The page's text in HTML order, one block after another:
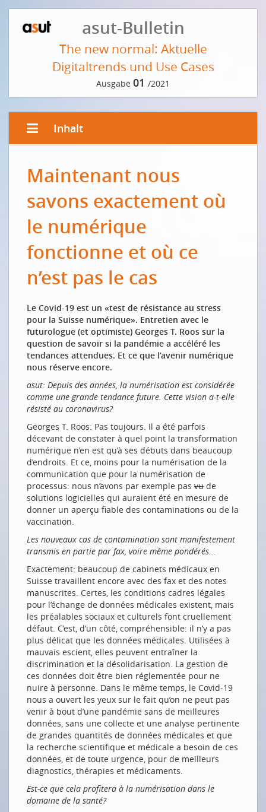
asut-Bulletin
The new normal: Aktuelle
Digitaltrends und Use Cases
Ausgabe 01 /2021
Inhalt
Alltag im Jahr 2030
Eintauchen in die neue Digitalwelt
INTERVIEW MIT ZUKUNFTSFORSCHER GEORGES T. ROOS
Wir wissen jetzt genau, wo etwas digital funktioniert
und wo nicht
Maintenant nous savons exactement où le
numérique fonctionne et où ce n’est pas le cas
GASTKOLUMNE VON MARTINA KURTH
Vier Tipps: CIO-Strategien für das Next Normal im
Telekommunkations-Umfeld
DIGITALE RÄUME
Einfluss der Digitalisierung auf Stadt und Land
Die digitale Stadt verbindet die Vorzüge beider
Welten
Vaud sécurise et enrichit ses prestations en ligne
Vaud sichert und verbessert seine Online-Dienste
DIE NEUE ARBEITSWELT
Die Pandemie hat viele Dinge auf den Kopf gestellt –
Blended Working: Die Digitale Transformation und
COVID-19 treiben einen weiteren Change-Prozess
der Arbeitswelt 4.0 voran
E-HEALTH
Die Pandemie pusht
ONLINE-LEARNING
Herausforderungen und Entwicklungen von Schulen
im Bereich des digitalen Lernens in fünf
Deutschschweizer Kantonen
NEUE MITGLIEDER
Omnicom AG
Drucken
Impressum
Maintenant nous
savons exactement où
le numérique
fonctionne et où ce
n’est pas le cas
Le Covid-19 est un «test de résistance au stress
pour la Suisse numérique». Entretien avec le
futurologue (et optimiste) Georges T. Roos sur la
question de savoir si la pandémie a accéléré les
tendances attendues. Et ce que l’avenir numérique
nous réserve encore.
asut: Depuis des années, la numérisation est considérée
comme une grande tendance future. Cette vision a-t-elle
résisté au coronavirus?
Georges T. Roos: Pas toujours. Il a été parfois
décevant de constater à quel point la transformation
numérique n’en est qu’à ses débuts dans beaucoup
d’endroits. Et ce, moins pour la numérisation de la
communication que pour la numérisation de
processus: nous n’avons par exemple pas vu de
solutions logicielles qui auraient été en mesure de
donner un aperçu fiable des contaminations ou de la
vaccination.
Les nouveaux cas de contamination sont manifestement
transmis en partie par fax, voire même pondérés...
Exactement: beaucoup de cabinets médicaux en
Suisse travaillent encore avec des fax et des notes
manuscrites. Certes, les conditions cadres légales
pour l’échange de données médicales existent, mais
les préalables sociaux et culturels font cruellement
défaut. C’est, d’un côté, compréhensible: il n’y a pas
plus délicat que les données médicales. Utilisées à
mauvais escient, elles peuvent entraîner la
discrimination et la désolidarisation. La gestion de
ces données doit être bien réglementée pour ne
nuire à personne. Dans le même temps, le Covid-19
nous a ouvert les yeux sur le fait qu’on ne peut pas
venir à bout d’une pandémie sans de meilleures
données, sans une collecte et une analyse pertinente
de grandes quantités de données médicales et que
la recherche scientifique et médicale a besoin de ces
données, et de toute urgence, pour de meilleurs
diagnostics, thérapies et médicaments.
Est-ce que cela profitera à la numérisation dans le
domaine de la santé?